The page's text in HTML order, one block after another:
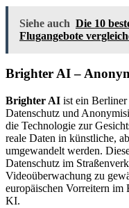
Siehe auch Die 10
Flugangebote
Brighter AI –
Brighter AI ist ein Berliner
Datenschutz und
die Technologie zur
reale Daten in künstliche,
umgewandelt werden.
Datenschutz im
Videoüberwachung zu
europäischen Vorreitern
KI.